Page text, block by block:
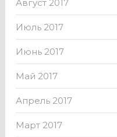
Август 2017
Июль 2017
Июнь 2017
Май 2017
Апрель 2017
Март 2017